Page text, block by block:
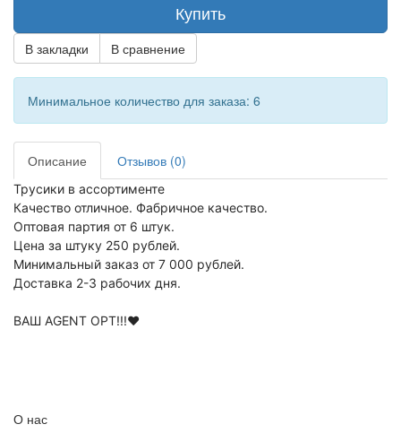
Купить
В закладки В сравнение
Минимальное количество для заказа: 6
Описание Отзывов (0)
Трусики в ассортименте
Качество отличное. Фабричное качество.
Оптовая партия от 6 штук.
Цена за штуку 250 рублей.
Минимальный заказ от 7 000 рублей.
Доставка 2-3 рабочих дня.
ВАШ AGENT OPT!!!❤️
О нас